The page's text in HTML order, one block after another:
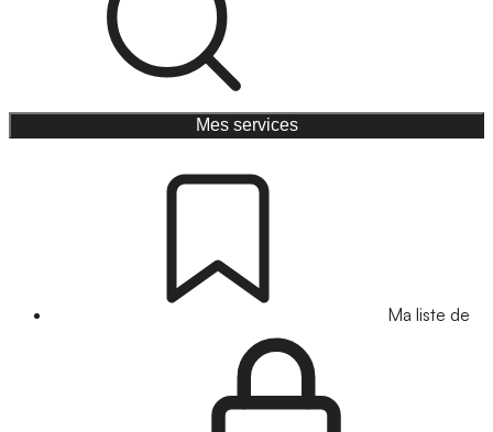
Mes services
Ma liste de